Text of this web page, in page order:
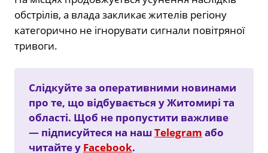
обстрілів, а влада закликає жителів регіону
категорично не ігнорувати сигнали повітряної
тривоги.
Слідкуйте за оперативними новинами
про те, що відбувається у Житомирі та
області. Щоб не пропустити важливе
— підписуйтеся на нашTelegram або
читайте у Facebook.